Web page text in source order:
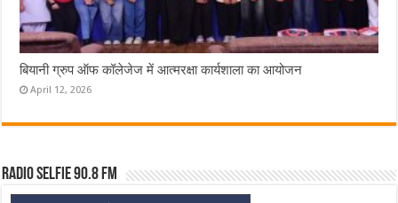
बियानी ग्रुप ऑफ कॉलेजेज में आत्मरक्षा कार्यशाला का आयोजन
April 12, 2026
Radio Selfie 90.8 FM